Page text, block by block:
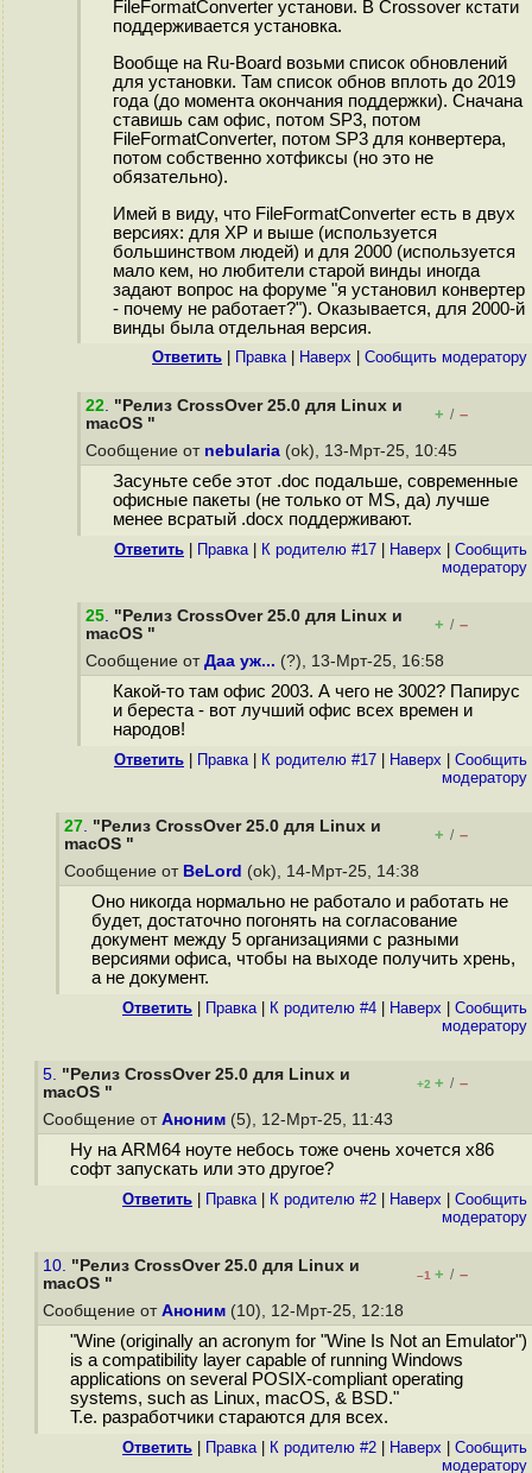
FileFormatConverter установи. В Crossover кстати
поддерживается установка.
Вообще на Ru-Board возьми список обновлений
для установки. Там список обнов вплоть до 2019
года (до момента окончания поддержки). Сначана
ставишь сам офис, потом SP3, потом
FileFormatConverter, потом SP3 для конвертера,
потом собственно хотфиксы (но это не
обязательно).
Имей в виду, что FileFormatConverter есть в двух
версиях: для XP и выше (используется
большинством людей) и для 2000 (используется
мало кем, но любители старой винды иногда
задают вопрос на форуме "я установил конвертер
- почему не работает?"). Оказывается, для 2000-й
винды была отдельная версия.
Ответить Правка| Наверх Cообщить модератору
22. "Релиз CrossOver 25.0 для Linux и
macOS "
+ / –
Сообщение от nebularia (ok), 13-Мрт-25, 10:45
Засуньте себе этот .doc подальше, современные
офисные пакеты (не только от MS, да) лучше
менее всратый .docx поддерживают.
Ответить Правка| К родителю #17 Наверх
Cообщить
модератору
25. "Релиз CrossOver 25.0 для Linux и
macOS "
+ / –
Сообщение от Даа уж... (?), 13-Мрт-25, 16:58
Какой-то там офис 2003. А чего не 3002? Папирус
и береста - вот лучший офис всех времен и
народов!
Ответить Правка| К родителю #17 Наверх
Cообщить
модератору
27. "Релиз CrossOver 25.0 для Linux и
macOS "
+ / –
Сообщение от BeLord (ok), 14-Мрт-25, 14:38
Оно никогда нормально не работало и работать не
будет, достаточно погонять на согласование
документ между 5 организациями с разными
версиями офиса, чтобы на выходе получить хрень,
а не документ.
Ответить Правка| К родителю #4 Наверх
Cообщить
модератору
5. "Релиз CrossOver 25.0 для Linux и
macOS "
+2 + / –
Сообщение от Аноним (5), 12-Мрт-25, 11:43
Ну на ARM64 ноуте небось тоже очень хочется x86
софт запускать или это другое?
Ответить Правка| К родителю #2 Наверх
Cообщить
модератору
10. "Релиз CrossOver 25.0 для Linux и
macOS "
–1 + / –
Сообщение от Аноним (10), 12-Мрт-25, 12:18
"Wine (originally an acronym for "Wine Is Not an Emulator")
is a compatibility layer capable of running Windows
applications on several POSIX-compliant operating
systems, such as Linux, macOS, & BSD."
Т.е. разработчики стараются для всех.
Ответить Правка| К родителю #2 Наверх
Cообщить
модератору